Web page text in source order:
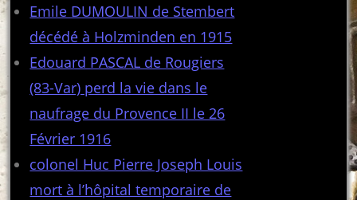
Emile DUMOULIN de Stembert
décédé à Holzminden en 1915
Edouard PASCAL de Rougiers
(83-Var) perd la vie dans le
naufrage du Provence II le 26
Février 1916
colonel Huc Pierre Joseph Louis
mort à l’hôpital temporaire de